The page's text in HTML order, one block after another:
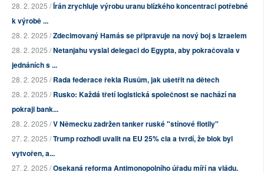
28. 2. 2025 /Írán zrychluje výrobu uranu blízkého koncentraci potřebné
k výrobě ...
28. 2. 2025 /Zdecimovaný Hamás se připravuje na nový boj s Izraelem
28. 2. 2025 /Netanjahu vyslal delegaci do Egypta, aby pokračovala v
jednáních s ...
28. 2. 2025 /Rada federace řekla Rusům, jak ušetřit na dětech
28. 2. 2025 /Rusko: Každá třetí logistická společnost se nachází na
pokraji bank...
28. 2. 2025 /V Německu zadržen tanker ruské "stínové flotily"
27. 2. 2025 /Trump rozhodl uvalit na EU 25% cla a tvrdí, že blok byl
vytvořen, a...
27. 2. 2025 /Osekaná reforma Antimonopolního úřadu míří na vládu.